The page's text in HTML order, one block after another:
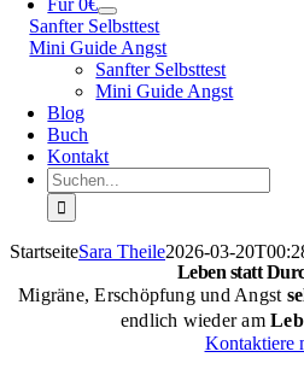
Für 0€
Sanfter Selbsttest
Mini Guide Angst
Sanfter Selbsttest
Mini Guide Angst
Blog
Buch
Kontakt
Suche
nach:
StartseiteSara Theile2026-03-
Leben statt
Migräne, Erschöpfung und Angst
endlich wieder am
Kontaktiere